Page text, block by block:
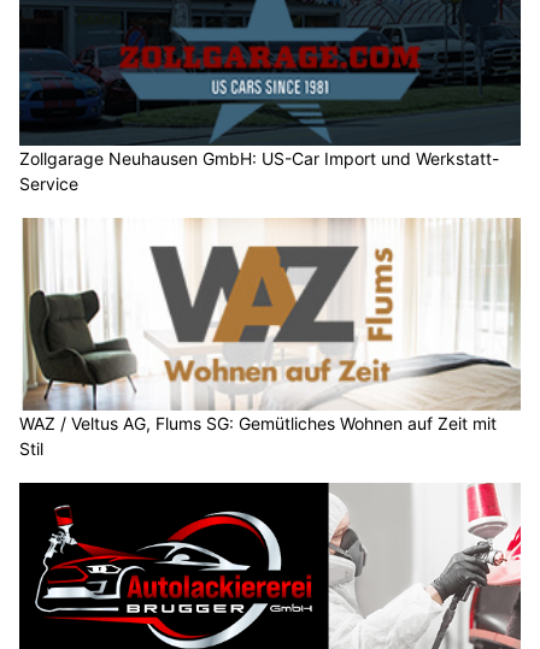
Zollgarage Neuhausen GmbH: US-Car Import und Werkstatt-
Service
WAZ / Veltus AG, Flums SG: Gemütliches Wohnen auf Zeit mit
Stil